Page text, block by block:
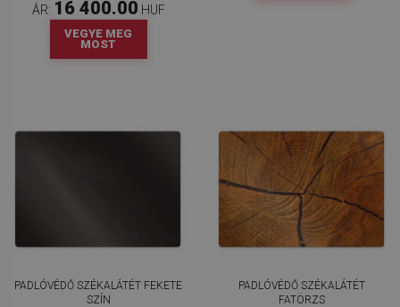
ÁR: 16 400.00 HUF
VEGYE MEG
MOST
PADLÓVÉDŐ SZÉKALÁTÉT FEKETE
SZÍN
PADLÓVÉDŐ SZÉKALÁTÉT
FATÖRZS